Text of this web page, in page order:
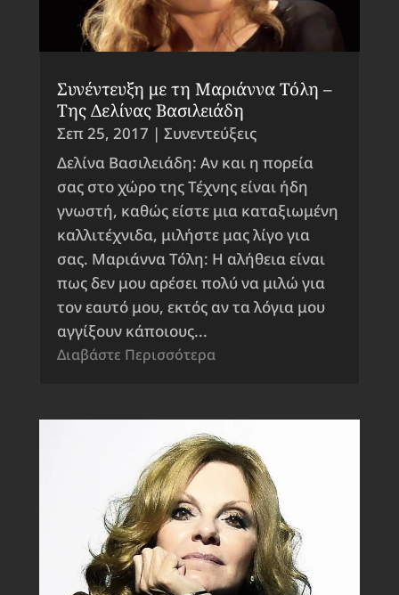
Συνέντευξη με τη Μαριάννα Τόλη –
Της Δελίνας Βασιλειάδη
Σεπ 25, 2017 | Συνεντεύξεις
Δελίνα Βασιλειάδη: Αν και η πορεία
σας στο χώρο της Τέχνης είναι ήδη
γνωστή, καθώς είστε μια καταξιωμένη
καλλιτέχνιδα, μιλήστε μας λίγο για
σας. Μαριάννα Τόλη: Η αλήθεια είναι
πως δεν μου αρέσει πολύ να μιλώ για
τον εαυτό μου, εκτός αν τα λόγια μου
αγγίξουν κάποιους...
Διαβάστε Περισσότερα